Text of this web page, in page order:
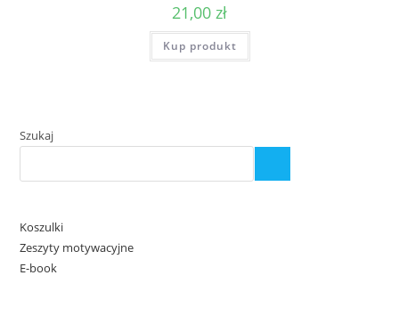
21,00 zł
Kup produkt
Szukaj
Koszulki
Zeszyty motywacyjne
E-book